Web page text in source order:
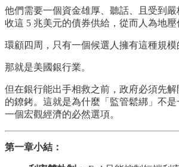
他們需要一個資金雄厚、聽話、且受到
收這 5 兆美元的債券供給，從而人為地壓
環顧四周，只有一個候選人擁有這種規模
那就是美國銀行業。
但在銀行能出手相救之前，政府必須先
的鐐銬。這就是為什麼「監管鬆綁」不
一個宏觀經濟的必然選項。
第一章小結：